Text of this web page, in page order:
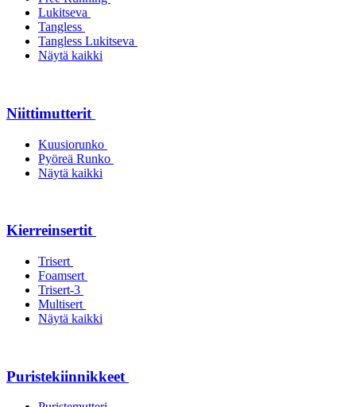
Lukitseva
Tangless
Tangless Lukitseva
Näytä kaikki
Niittimutterit
Kuusiorunko
Pyöreä Runko
Näytä kaikki
Kierreinsertit
Trisert
Foamsert
Trisert-3
Multisert
Näytä kaikki
Puristekiinnikkeet